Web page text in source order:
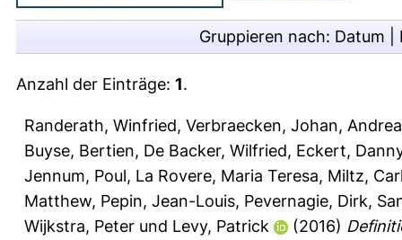
Gruppieren nach: Datum
Anzahl der Einträge: 1.
Randerath, Winfried, Verbraecken, Johan,
Buyse, Bertien, De Backer, Wilfried, Eckert,
Jennum, Poul, La Rovere, Maria Teresa, Miltz,
Matthew, Pepin, Jean-Louis, Pevernagie, Dirk,
Wijkstra, Peter und Levy, Patrick (2016)